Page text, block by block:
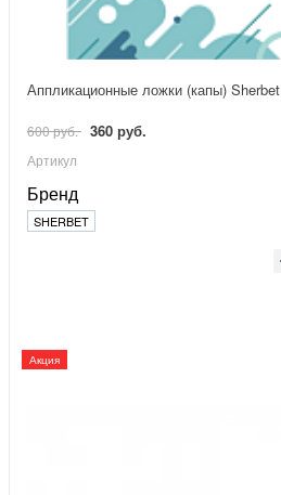
Аппликационные ложки (капы)
600 руб. 360 руб.
Артикул
Бренд
SHERBET
Акция